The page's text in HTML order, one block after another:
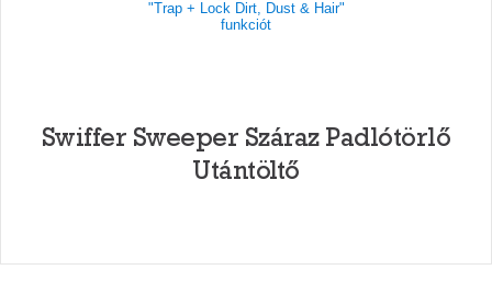
Swiffer Sweeper Száraz Padlótörlő
Utántöltő